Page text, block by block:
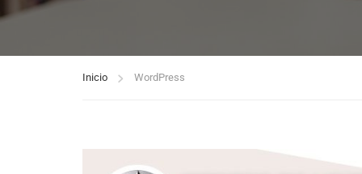
Inicio WordPress